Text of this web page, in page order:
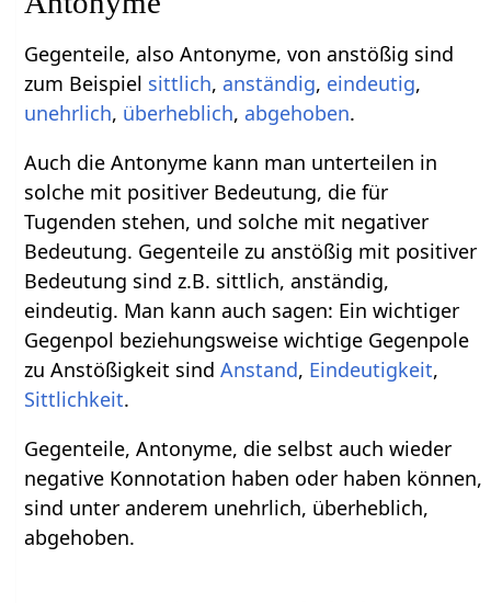
Gegenteile, also Antonyme, von anstößig sind
zum Beispiel sittlich, anständig, eindeutig,
unehrlich, überheblich, abgehoben.
Auch die Antonyme kann man unterteilen in
solche mit positiver Bedeutung, die für
Tugenden stehen, und solche mit negativer
Bedeutung. Gegenteile zu anstößig mit positiver
Bedeutung sind z.B. sittlich, anständig,
eindeutig. Man kann auch sagen: Ein wichtiger
Gegenpol beziehungsweise wichtige Gegenpole
zu Anstößigkeit sindAnstand, Eindeutigkeit,
Sittlichkeit.
Gegenteile, Antonyme, die selbst auch wieder
negative Konnotation haben oder haben können,
sind unter anderem unehrlich, überheblich,
abgehoben.